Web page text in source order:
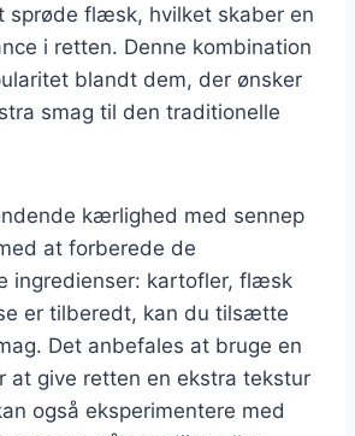
sprøde flæsk, hvilket skaber en
i retten. Denne kombination
blandt dem, der ønsker
smag til den traditionelle
kærlighed med sennep
at forberede de
ingredienser: kartofler, flæsk
er tilberedt, kan du tilsætte
Det anbefales at bruge en
at give retten en ekstra tekstur
også eksperimentere med